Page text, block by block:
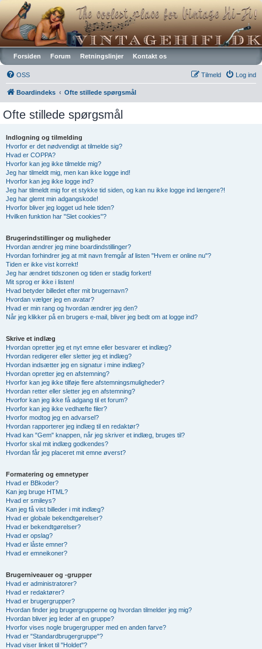
Vintagehifi.dk
Forsiden Forum Retningslinjer Kontakt os
OSS Log ind
Tilmeld
Boardindeks Ofte stillede spørgsmål
Ofte stillede spørgsmål
Indlogning og tilmelding
Hvorfor er det nødvendigt at tilmelde sig?
Hvad er COPPA?
Hvorfor kan jeg ikke tilmelde mig?
Jeg har tilmeldt mig, men kan ikke logge ind!
Hvorfor kan jeg ikke logge ind?
Jeg har tilmeldt mig for et stykke tid siden, og kan nu ikke logge ind længere?!
Jeg har glemt min adgangskode!
Hvorfor bliver jeg logget ud hele tiden?
Hvilken funktion har "Slet cookies"?
Brugerindstillinger og muligheder
Hvordan ændrer jeg mine boardindstillinger?
Hvordan forhindrer jeg at mit navn fremgår af listen "Hvem er online nu"?
Tiden er ikke vist korrekt!
Jeg har ændret tidszonen og tiden er stadig forkert!
Mit sprog er ikke i listen!
Hvad betyder billedet efter mit brugernavn?
Hvordan vælger jeg en avatar?
Hvad er min rang og hvordan ændrer jeg den?
Når jeg klikker på en brugers e-mail, bliver jeg bedt om at logge ind?
Skrive et indlæg
Hvordan opretter jeg et nyt emne eller besvarer et indlæg?
Hvordan redigerer eller sletter jeg et indlæg?
Hvordan indsætter jeg en signatur i mine indlæg?
Hvordan opretter jeg en afstemning?
Hvorfor kan jeg ikke tilføje flere afstemningsmuligheder?
Hvordan retter eller sletter jeg en afstemning?
Hvorfor kan jeg ikke få adgang til et forum?
Hvorfor kan jeg ikke vedhæfte filer?
Hvorfor modtog jeg en advarsel?
Hvordan rapporterer jeg indlæg til en redaktør?
Hvad kan "Gem" knappen, når jeg skriver et indlæg, bruges til?
Hvorfor skal mit indlæg godkendes?
Hvordan får jeg placeret mit emne øverst?
Formatering og emnetyper
Hvad er BBkoder?
Kan jeg bruge HTML?
Hvad er smileys?
Kan jeg få vist billeder i mit indlæg?
Hvad er globale bekendtgørelser?
Hvad er bekendtgørelser?
Hvad er opslag?
Hvad er låste emner?
Hvad er emneikoner?
Brugerniveauer og -grupper
Hvad er administratorer?
Hvad er redaktører?
Hvad er brugergrupper?
Hvordan finder jeg brugergrupperne og hvordan tilmelder jeg mig?
Hvordan bliver jeg leder af en gruppe?
Hvorfor vises nogle brugergrupper med en anden farve?
Hvad er "Standardbrugergruppe"?
Hvad viser linket til "Holdet"?